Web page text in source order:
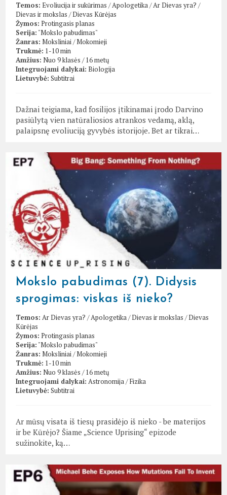
Temos: Evoliucija ir sukūrimas /Apologetika/Ar Dievas yra? /
Dievas ir mokslas /Dievas Kūrėjas
Žymos: Protingasis planas
Serija: "Mokslo pabudimas"
Žanras: Moksliniai/Mokomieji
Trukmė: 1-10 min
Amžius: Nuo 9 klasės / 16 metų
Integruojami dalykai: Biologija
Lietuvybė: Subtitrai
Dažnai teigiama, kad fosilijos įtikinamai įrodo Darvino
pasiūlytą vien natūraliosios atrankos vedamą, aklą,
palaipsnę evoliuciją gyvybės istorijoje. Bet ar tikrai…
Mokslo pabudimas (7). Didysis
sprogimas: viskas iš nieko?
Temos: Ar Dievas yra? /Apologetika/Dievas ir mokslas /Dievas
Kūrėjas
Žymos: Protingasis planas
Serija: "Mokslo pabudimas"
Žanras: Moksliniai/Mokomieji
Trukmė: 1-10 min
Amžius: Nuo 9 klasės / 16 metų
Integruojami dalykai: Astronomija/Fizika
Lietuvybė: Subtitrai
Ar mūsų visata iš tiesų prasidėjo iš nieko - be materijos
ir be Kūrėjo? Šiame „Science Uprising“ epizode
sužinokite, ką…